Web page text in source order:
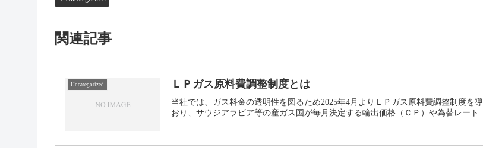
関連記事
Uncategorized ＬＰガス原料費調整制度とは
当社では、ガス料金の透明性を図るため2025年4月よりＬＰガス原料費調整制度
おり、サウジアラビア等の産ガス国が毎月決定する輸出価格（ＣＰ）や為替レート